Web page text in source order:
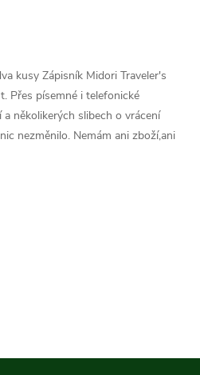
kusy Zápisník Midori Traveler's
Přes písemné i telefonické
několikerých slibech o vrácení
nezměnilo. Nemám ani zboží,ani